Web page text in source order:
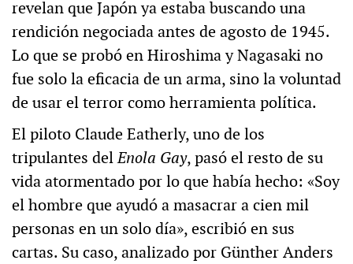
revelan que Japón ya estaba buscando una
rendición negociada antes de agosto de 1945.
Lo que se probó en Hiroshima y Nagasaki no
fue solo la eficacia de un arma, sino la voluntad
de usar el terror como herramienta política.
El piloto Claude Eatherly, uno de los
tripulantes delEnola Gay, pasó el resto de su
vida atormentado por lo que había hecho: «Soy
el hombre que ayudó a masacrar a cien mil
personas en un solo día», escribió en sus
cartas. Su caso, analizado por Günther Anders